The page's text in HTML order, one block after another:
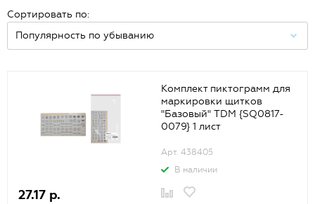
Сортировать по:
Комплект пиктограмм для
маркировки щитков
"Базовый" TDM {SQ0817-
0079} 1 лист
Арт. 438405
В наличии
27.17 р.